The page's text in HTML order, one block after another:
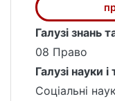
Галузі знань
08 Право
Галузі науки
Соціальні